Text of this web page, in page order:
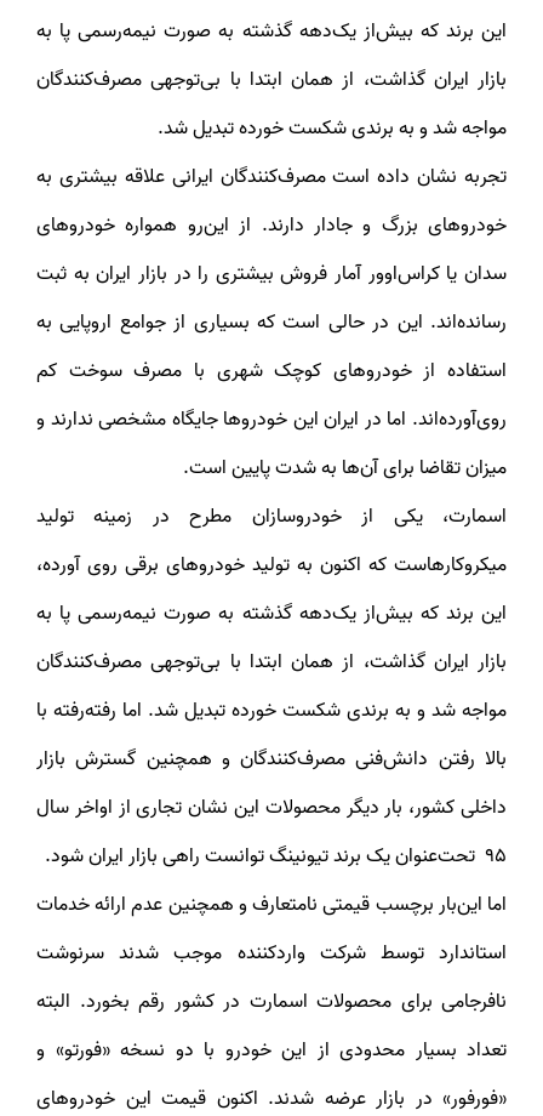
این برند که بیش‌از یک‌دهه گذشته به صورت نیمه‌رسمی پا به
بازار ایران گذاشت، از همان ابتدا با بی‌توجهی مصرف‌کنندگان
مواجه شد و به برندی شکست خورده تبدیل شد.
تجربه نشان داده است مصرف‌کنندگان ایرانی علاقه بیشتری به
خودروهای بزرگ و جادار دارند. از این‌رو همواره خودروهای
سدان یا کراس‌اوور آمار فروش بیشتری را در بازار ایران به ثبت
رسانده‌اند. این در حالی است که بسیاری از جوامع اروپایی به
استفاده از خودروهای کوچک شهری با مصرف سوخت کم
روی‌آورده‌اند. اما در ایران این خودروها جایگاه مشخصی ندارند و
میزان تقاضا برای آن‌ها به شدت پایین است.
اسمارت، یکی از خودروسازان مطرح در زمینه تولید
میکروکارهاست که اکنون به تولید خودروهای برقی روی آورده،
این برند که بیش‌از یک‌دهه گذشته به صورت نیمه‌رسمی پا به
بازار ایران گذاشت، از همان ابتدا با بی‌توجهی مصرف‌کنندگان
مواجه شد و به برندی شکست خورده تبدیل شد. اما رفته‌رفته با
بالا رفتن دانش‌فنی مصرف‌کنندگان و همچنین گسترش بازار
داخلی کشور، بار دیگر محصولات این نشان تجاری از اواخر سال
95 تحت‌عنوان‌ یک برند تیونینگ توانست راهی بازار ایران شود.
اما این‌بار برچسب قیمتی نامتعارف و همچنین عدم ارائه خدمات
استاندارد توسط شرکت واردکننده موجب شدند سرنوشت
نافرجامی برای محصولات اسمارت در کشور رقم بخورد. البته
تعداد بسیار محدودی از این خودرو با دو نسخه «فورتو» و
«فورفور» در بازار عرضه شدند. اکنون قیمت این خودروهای